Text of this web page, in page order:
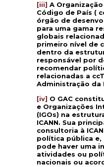
[iii] A
Código de País (
órgão de
para uma gama
globais
primeiro nível de
dentro da
responsável por
recomendar
relacionadas a
Administração da
[iv] O GAC
e Organizações
(IGOs) na
ICANN. Sua
consultoria à
política pública e,
pode haver uma
atividades ou
nacionais ou